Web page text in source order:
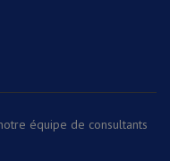
équipe de consultants